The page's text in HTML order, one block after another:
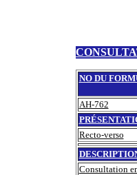
NO DU
AH-762
Recto-verso
Consultation